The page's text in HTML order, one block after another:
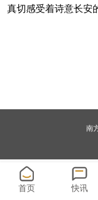
真切感受着诗意长安
南
首页 快讯